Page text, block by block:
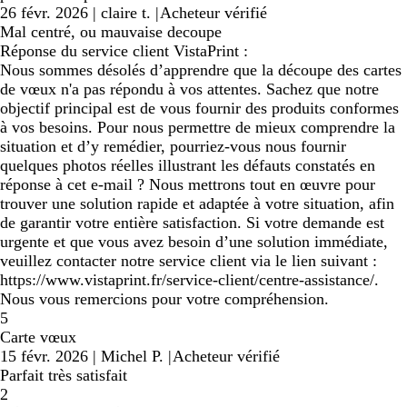
26 févr. 2026 | claire t. |Acheteur vérifié
Mal centré, ou mauvaise decoupe
Réponse du service client VistaPrint :
Nous sommes désolés d’apprendre que la découpe des cartes
de vœux n'a pas répondu à vos attentes. Sachez que notre
objectif principal est de vous fournir des produits conformes
à vos besoins. Pour nous permettre de mieux comprendre la
situation et d’y remédier, pourriez-vous nous fournir
quelques photos réelles illustrant les défauts constatés en
réponse à cet e-mail ? Nous mettrons tout en œuvre pour
trouver une solution rapide et adaptée à votre situation, afin
de garantir votre entière satisfaction. Si votre demande est
urgente et que vous avez besoin d’une solution immédiate,
veuillez contacter notre service client via le lien suivant :
https://www.vistaprint.fr/service-client/centre-assistance/.
Nous vous remercions pour votre compréhension.
5
Carte vœux
15 févr. 2026 | Michel P. |Acheteur vérifié
Parfait très satisfait
2